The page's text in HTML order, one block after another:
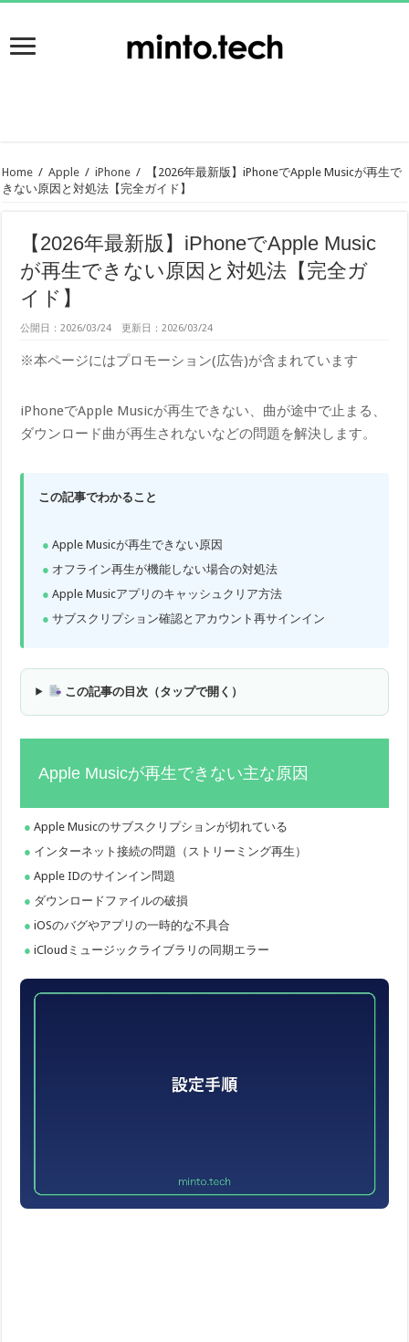
Home / Apple / iPhone /
【2026年最新版】iPhoneでApple Musicが再生で
きない原因と対処法【完全ガイド】
【2026年最新版】iPhoneでApple Music
が再生できない原因と対処法【完全ガ
イド】
公開日：2026/03/24 更新日：2026/03/24
※本ページにはプロモーション(広告)が含まれています
iPhoneでApple Musicが再生できない、曲が途中で止まる、
ダウンロード曲が再生されないなどの問題を解決します。
この記事でわかること
Apple Musicが再生できない原因
オフライン再生が機能しない場合の対処法
Apple Musicアプリのキャッシュクリア方法
サブスクリプション確認とアカウント再サインイン
この記事の目次（タップで開く）
Apple Musicが再生できない主な原因
Apple Musicのサブスクリプションが切れている
インターネット接続の問題（ストリーミング再生）
Apple IDのサインイン問題
ダウンロードファイルの破損
iOSのバグやアプリの一時的な不具合
iCloudミュージックライブラリの同期エラー